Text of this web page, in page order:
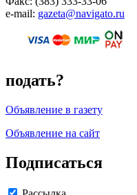
e-mail: gazeta@navigato.ru
подать?
Объявление в газету
Объявление на сайт
Подписаться